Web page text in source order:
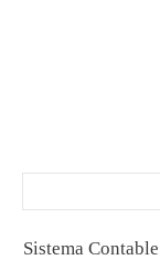
Sistema Contable